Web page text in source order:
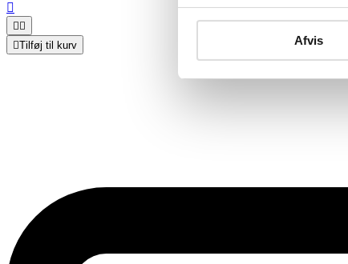
Afvis

 
Tilføj til kurv